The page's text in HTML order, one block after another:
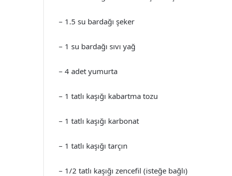
– 1.5 su bardağı şeker
– 1 su bardağı sıvı yağ
– 4 adet yumurta
– 1 tatlı kaşığı kabartma tozu
– 1 tatlı kaşığı karbonat
– 1 tatlı kaşığı tarçın
– 1/2 tatlı kaşığı zencefil (isteğe bağlı)